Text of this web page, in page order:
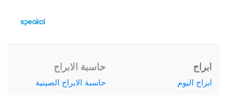
ابراج
ابراج اليوم
حاسبة الابراج
حاسبة الابراج الصينية